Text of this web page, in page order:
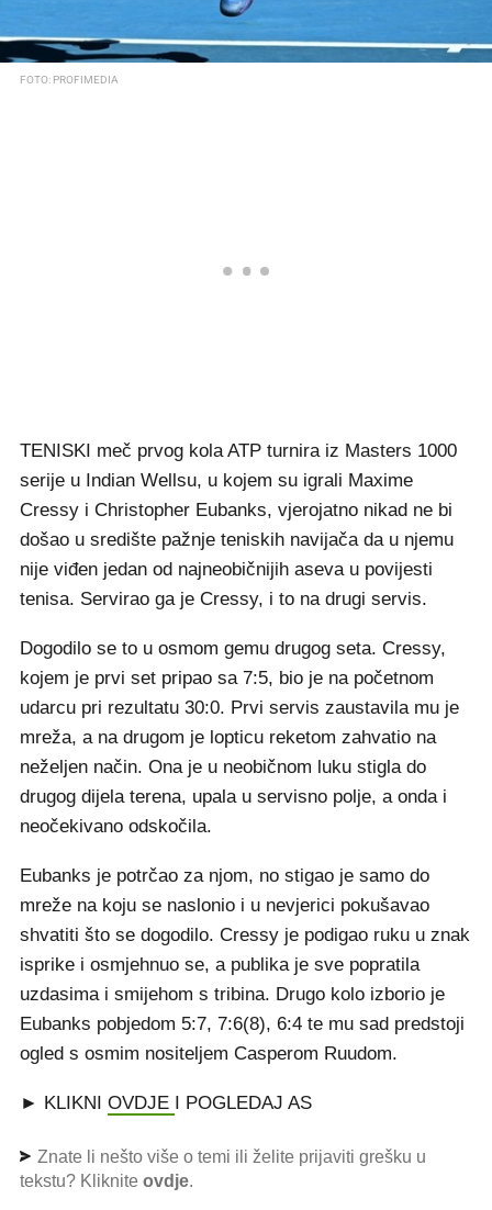
FOTO: PROFIMEDIA
TENISKI meč prvog kola ATP turnira iz Masters 1000
serije u Indian Wellsu, u kojem su igrali Maxime
Cressy i Christopher Eubanks, vjerojatno nikad ne bi
došao u središte pažnje teniskih navijača da u njemu
nije viđen jedan od najneobičnijih aseva u povijesti
tenisa. Servirao ga je Cressy, i to na drugi servis.
Dogodilo se to u osmom gemu drugog seta. Cressy,
kojem je prvi set pripao sa 7:5, bio je na početnom
udarcu pri rezultatu 30:0. Prvi servis zaustavila mu je
mreža, a na drugom je lopticu reketom zahvatio na
neželjen način. Ona je u neobičnom luku stigla do
drugog dijela terena, upala u servisno polje, a onda i
neočekivano odskočila.
Eubanks je potrčao za njom, no stigao je samo do
mreže na koju se naslonio i u nevjerici pokušavao
shvatiti što se dogodilo. Cressy je podigao ruku u znak
isprike i osmjehnuo se, a publika je sve popratila
uzdasima i smijehom s tribina. Drugo kolo izborio je
Eubanks pobjedom 5:7, 7:6(8), 6:4 te mu sad predstoji
ogled s osmim nositeljem Casperom Ruudom.
► KLIKNI OVDJE I POGLEDAJ AS
Znate li nešto više o temi ili želite prijaviti grešku u
tekstu? Kliknite ovdje.